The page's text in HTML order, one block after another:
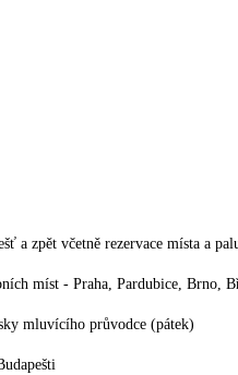
a zpět včetně rezervace místa a
míst - Praha, Pardubice, Brno,
mluvícího průvodce (pátek)